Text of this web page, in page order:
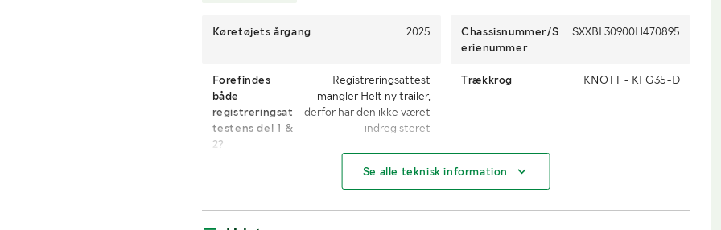
Køretøjets årgang 2025
Chassisnummer/S
erienummer
SXXBL30900H470895
Forefindes
både
registreringsat
testens del 1 &
2?
Registreringsattest
mangler Helt ny trailer,
derfor har den ikke været
indregisteret
Trækkrog KNOTT - KFG35-D
Maskine
Se alle teknisk information